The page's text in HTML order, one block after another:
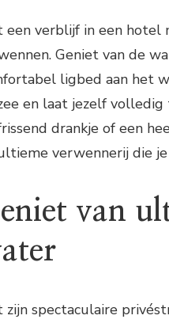
een verblijf in een hotel
Geniet van de
ligbed aan het
en laat jezelf
drankje of een
verwennerij die
van
zijn spectaculaire